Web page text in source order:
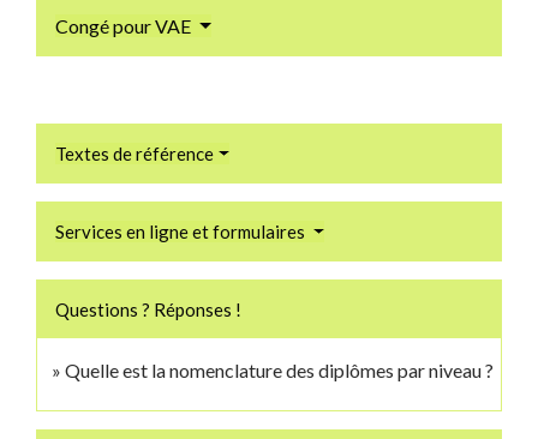
Congé pour VAE
Textes de référence
Services en ligne et formulaires
Questions ? Réponses !
Quelle est la nomenclature des diplômes par niveau ?